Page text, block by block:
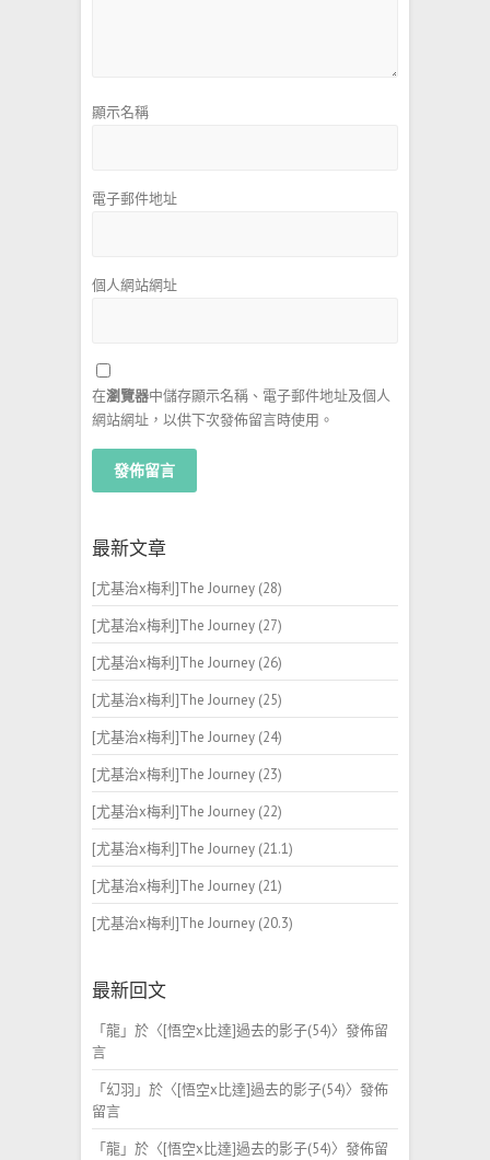
顯示名稱
電子郵件地址
個人網站網址
在瀏覽器中儲存顯示名稱、電子郵件地址及個人
網站網址，以供下次發佈留言時使用。
最新文章
[尤基治x梅利]The Journey (28)
[尤基治x梅利]The Journey (27)
[尤基治x梅利]The Journey (26)
[尤基治x梅利]The Journey (25)
[尤基治x梅利]The Journey (24)
[尤基治x梅利]The Journey (23)
[尤基治x梅利]The Journey (22)
[尤基治x梅利]The Journey (21.1)
[尤基治x梅利]The Journey (21)
[尤基治x梅利]The Journey (20.3)
最新回文
「龍」於〈[悟空x比達]過去的影子(54)〉發佈留
言
「幻羽 」於〈[悟空x比達]過去的影子(54)〉發佈
留言
「龍」於〈[悟空x比達]過去的影子(54)〉發佈留